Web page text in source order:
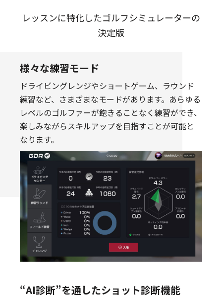
レッスンに特化したゴルフシミュレーターの
決定版
様々な練習モード
ドライビングレンジやショートゲーム、ラウンド
練習など、さまざまなモードがあります。あらゆる
レベルのゴルファーが飽きることなく練習ができ、
楽しみながらスキルアップを目指すことが可能と
なります。
“AI診断”を通したショット診断機能